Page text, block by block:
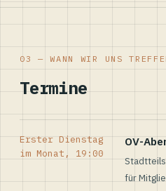
03 — WANN WIR UNS
Termine
Erster Dienstag
im Monat, 19:00
OV-
für